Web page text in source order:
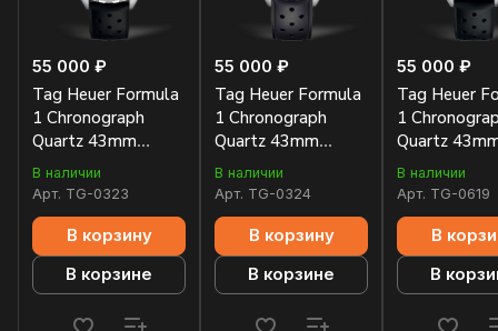
55 000 ₽
Tag Heuer Formula
1 Chronograph
Quartz 43mm
CAZ101M.FT8024
В наличии
Арт. TG-0323
В корзину
В корзине
55 000 ₽
Tag Heuer Formula
1 Chronograph
Quartz 43mm
CAZ1014.FT8024
В наличии
Арт. TG-0324
В корзину
В корзине
55 000 ₽
Tag Heuer
1
Quartz
В наличии
Арт. TG-0619
В
В